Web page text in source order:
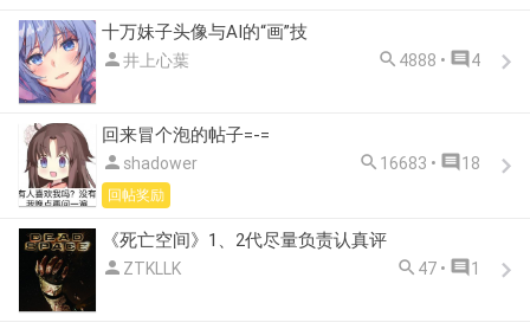
十万妹子头像与AI的“画”技
井上心葉  4888 •  4
回来冒个泡的帖子=-=
 shadower  16683 •  18
回帖奖励
《死亡空间》1、2代尽量负责认真评
 ZTKLLK  47 •  1